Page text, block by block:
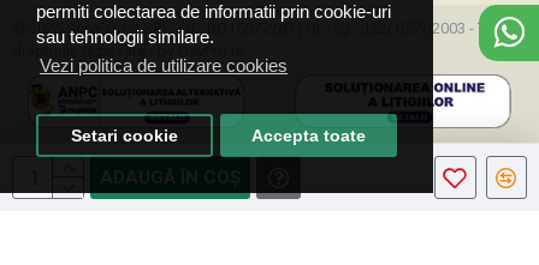
permiti colectarea de informatii prin cookie-uri
sau tehnologii similare.
Vezi politica de utilizare cookies
Setari cookie Accepta toate
© 2025 ServExpert SRL, CIF: RO15677287 | Nr. reg.: J32/1059/2003 - Toate
drepturile rezervate - by DevPro.ro